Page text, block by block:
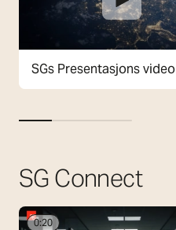
SGs Presentasjons video
SG Connect
0:20